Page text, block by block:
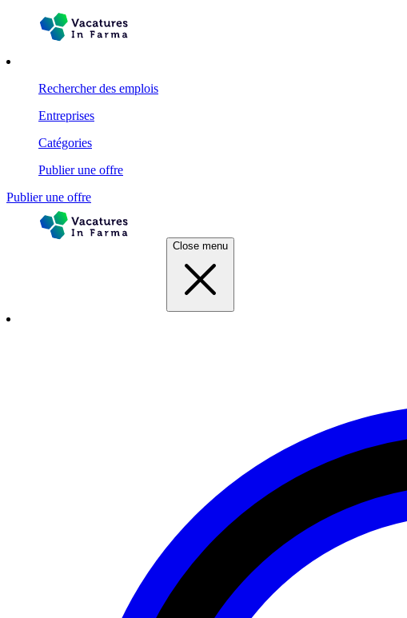
Rechercher des emplois
Entreprises
Catégories
Publier une offre
Publier une offre
Close menu